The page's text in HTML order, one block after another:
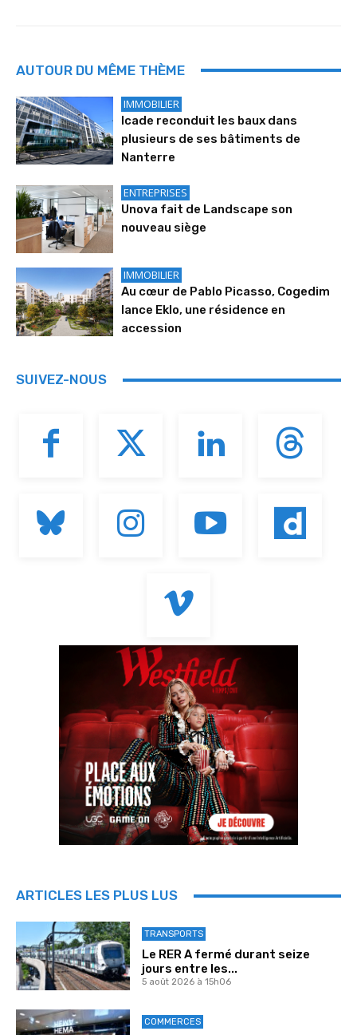
AUTOUR DU MÊME THÈME
IMMOBILIER
Icade reconduit les baux dans
plusieurs de ses bâtiments de
Nanterre
ENTREPRISES
Unova fait de Landscape son
nouveau siège
IMMOBILIER
Au cœur de Pablo Picasso, Cogedim
lance Eklo, une résidence en
accession
SUIVEZ-NOUS
ARTICLES LES PLUS LUS
TRANSPORTS
Le RER A fermé durant seize
jours entre les...
5 août 2026 à 15h06
COMMERCES